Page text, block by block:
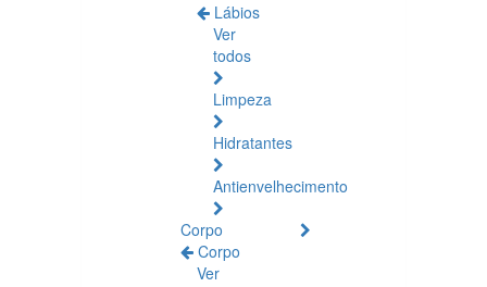
Lábios
Ver
todos
Limpeza
Hidratantes
Antienvelhecimento
Corpo
Corpo
Ver